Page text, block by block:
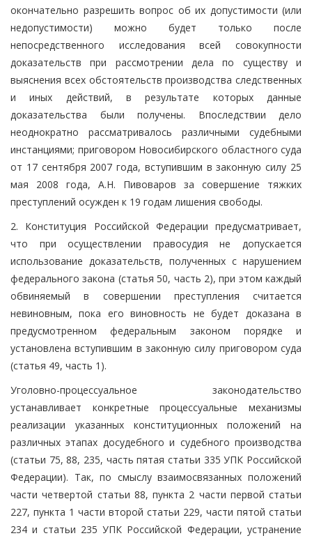
окончательно разрешить вопрос об их допустимости (или
недопустимости) можно будет только после
непосредственного исследования всей совокупности
доказательств при рассмотрении дела по существу и
выяснения всех обстоятельств производства следственных
и иных действий, в результате которых данные
доказательства были получены. Впоследствии дело
неоднократно рассматривалось различными судебными
инстанциями; приговором Новосибирского областного суда
от 17 сентября 2007 года, вступившим в законную силу 25
мая 2008 года, А.Н. Пивоваров за совершение тяжких
преступлений осужден к 19 годам лишения свободы.
2. Конституция Российской Федерации предусматривает,
что при осуществлении правосудия не допускается
использование доказательств, полученных с нарушением
федерального закона (статья 50, часть 2), при этом каждый
обвиняемый в совершении преступления считается
невиновным, пока его виновность не будет доказана в
предусмотренном федеральным законом порядке и
установлена вступившим в законную силу приговором суда
(статья 49, часть 1).
Уголовно-процессуальное законодательство
устанавливает конкретные процессуальные механизмы
реализации указанных конституционных положений на
различных этапах досудебного и судебного производства
(статьи 75, 88, 235, часть пятая статьи 335 УПК Российской
Федерации). Так, по смыслу взаимосвязанных положений
части четвертой статьи 88, пункта 2 части первой статьи
227, пункта 1 части второй статьи 229, части пятой статьи
234 и статьи 235 УПК Российской Федерации, устранение